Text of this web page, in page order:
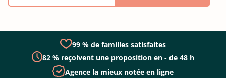
99 % de familles satisfaites
82 % reçoivent une proposition en - de 48 h
Agence la mieux notée en ligne